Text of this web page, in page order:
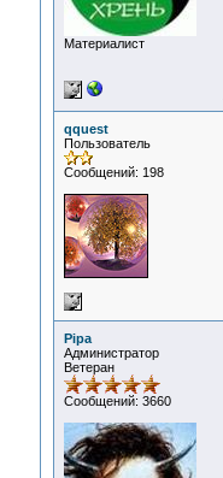
Материалист
qquest
Пользователь
Сообщений: 198
Pipa
Администратор
Ветеран
Сообщений: 3660